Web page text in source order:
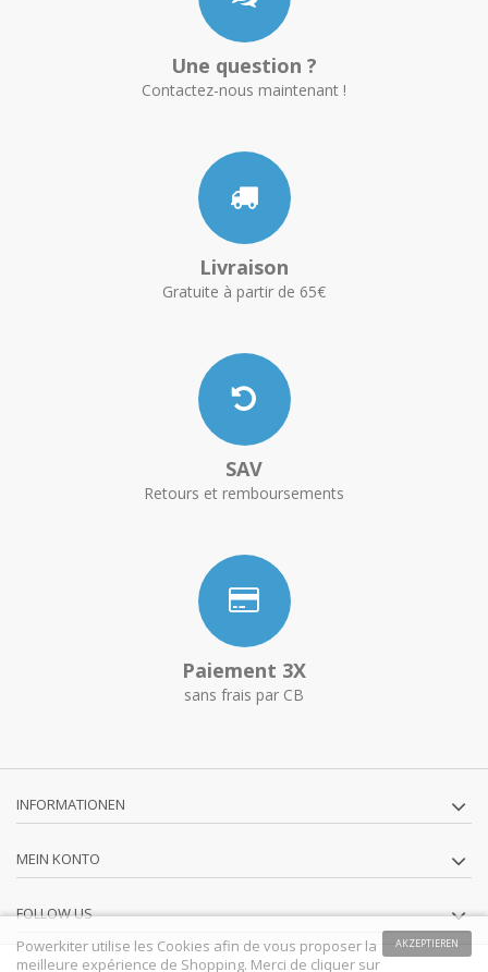
Une question ?
Contactez-nous maintenant !
Livraison
Gratuite à partir de 65€
SAV
Retours et remboursements
Paiement 3X
sans frais par CB
INFORMATIONEN
MEIN KONTO
FOLLOW US
AKZEPTIEREN
Powerkiter utilise les Cookies afin de vous proposer la
meilleure expérience de Shopping. Merci de cliquer sur